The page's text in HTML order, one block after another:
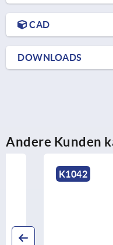
CAD
DOWNLOADS
Andere Kunden